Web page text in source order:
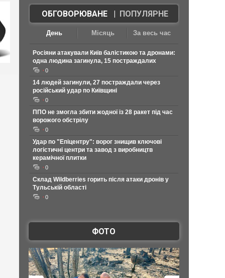
ОБГОВОРЮВАНЕ| ПОПУЛЯРНЕ
День Місяць За весь час
Росіяни атакували Київ балістикою та дронами:
одна людина загинула, 15 постраждалих
0
14 людей загинули, 27 постраждали через
російський удар по Київщині
0
ППО не змогла збити жодної із 28 ракет під час
ворожого обстрілу
0
Удар по "Епіцентру": ворог знищив ключові
логістичні центри та завод з виробництв
керамічної плитки
0
Склад Wildberries горить після атаки дронів у
Тульській області
0
ФОТО